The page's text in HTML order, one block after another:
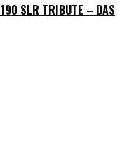
SLR TRIBUTE – DAS